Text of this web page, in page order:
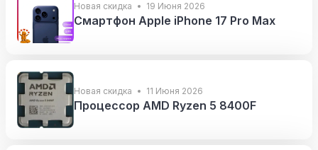
Новая скидка 19 Июня 2026
Смартфон Apple iPhone 17 Pro Max
Новая скидка 11 Июня 2026
Процессор AMD Ryzen 5 8400F